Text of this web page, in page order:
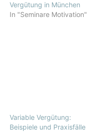
Vergütung in München
In "Seminare Motivation"
Variable Vergütung:
Beispiele und Praxisfälle